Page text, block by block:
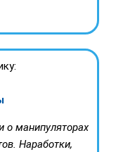
о манипуляторах
Наработки,